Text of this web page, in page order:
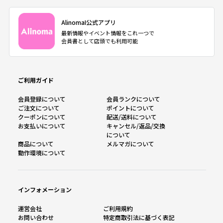
AlinomaI公式アプリ
最新情報やイベント情報をこれ一つで
会員書として店頭でも利用可能
ご利用ガイド
会員登録について
会員ランクについて
ご注文について
ポイントについて
クーポンについて
配送/送料について
お支払いについて
キャンセル/返品/交換
について
商品について
メルマガについて
動作環境について
インフォメーション
運営会社
ご利用規約
お問い合わせ
特定商取引法に基づく表記